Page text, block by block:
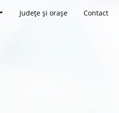
Județe și orașe Contact